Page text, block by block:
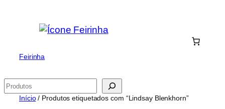
Feirinha
Pesquisar
Início/ Produtos etiquetados com “Lindsay Blenkhorn”